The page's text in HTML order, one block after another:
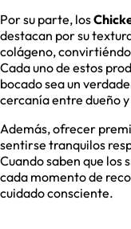
Por su parte, los
destacan por su
colágeno,
Cada uno de estos
bocado sea un
cercanía entre dueño
Además, ofrecer
sentirse tranquilos
Cuando saben que los
cada momento de
cuidado consciente.